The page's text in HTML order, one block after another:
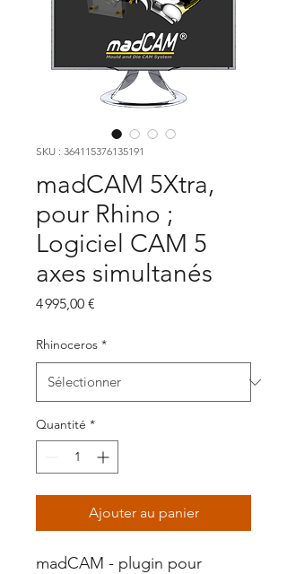
SKU : 364115376135191
madCAM 5Xtra,
pour Rhino ;
Logiciel CAM 5
axes simultanés
4 995,00 €
Rhinoceros *
Quantité *
Ajouter au panier
madCAM - plugin pour